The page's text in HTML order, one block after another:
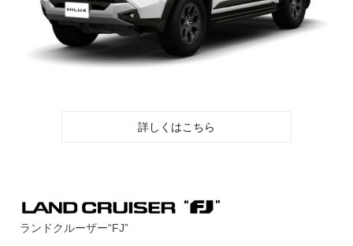
詳しくはこちら
ランドクルーザー“FJ”